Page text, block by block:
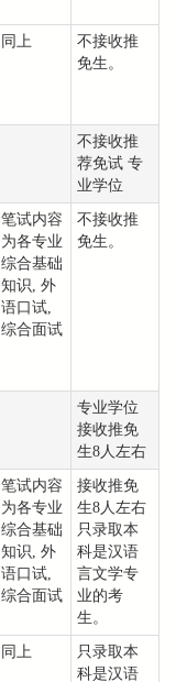
同上
不接收推
免生。
不接收推
荐免试 专
业学位
笔试内容
为各专业
综合基础
知识, 外
语口试,
综合面试
不接收推
免生。
专业学位
接收推免
生8人左右
笔试内容
为各专业
综合基础
知识, 外
语口试,
综合面试
接收推免
生8人左右
只录取本
科是汉语
言文学专
业的考
生。
同上
只录取本
科是汉语